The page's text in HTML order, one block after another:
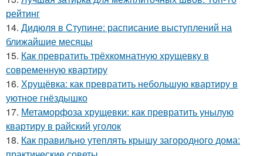
рейтинг
14. Дидюля в Ступине: расписание выступлений на
ближайшие месяцы
15. Как превратить трёхкомнатную хрущевку в
современную квартиру
16. Хрущёвка: как превратить небольшую квартиру в
уютное гнёздышко
17. Метаморфоза хрущевки: как превратить унылую
квартиру в райский уголок
18. Как правильно утеплять крышу загородного дома: